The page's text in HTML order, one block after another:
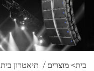
בית> מוצרים / תיאטרון בית